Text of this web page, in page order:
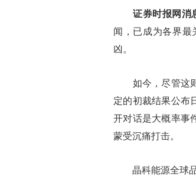
证券时报网消
闻，已成为各界最
凶。
如今，尽管这则
定的初裁结果公布
开对话是大概率事
蒙受沉痛打击。
晶科能源全球品